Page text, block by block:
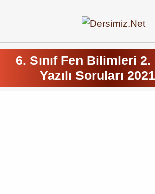
6. Sınıf Fen Bilimleri
Yazılı Soruları